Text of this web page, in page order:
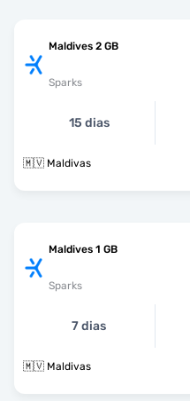
Maldives 2 GB
Sparks
15 dias
🇲🇻 Maldivas
Maldives 1 GB
Sparks
7 dias
🇲🇻 Maldivas